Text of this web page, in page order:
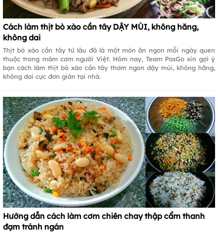
Cách làm thịt bò xào cần tây DẬY MÙI, không hăng,
không dai
Thịt bò xào cần tây từ lâu đã là một món ăn ngon mỗi ngày quen
thuộc trong mâm cơm người Việt. Hôm nay, Team PasGo xin gợi ý
bạn cách làm thịt bò xào cần tây thơm ngon dậy mùi, không hăng,
không dai cực đơn giản tại nhà.
Hướng dẫn cách làm cơm chiên chay thập cẩm thanh
đạm tránh ngán